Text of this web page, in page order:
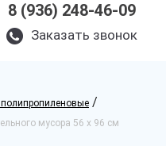
8 (936) 248-46-09
Заказать звонок
/
мусора 56 х 96 см